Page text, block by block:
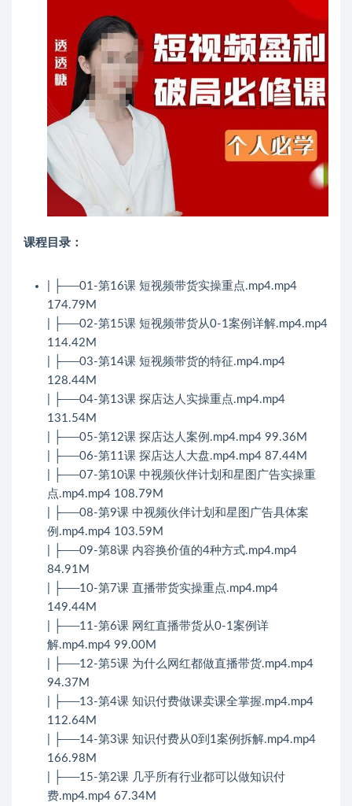
课程目录：
| ├──01-第16课 短视频带货实操重点.mp4.mp4
174.79M
| ├──02-第15课 短视频带货从0-1案例详解.mp4.mp4
114.42M
| ├──03-第14课 短视频带货的特征.mp4.mp4
128.44M
| ├──04-第13课 探店达人实操重点.mp4.mp4
131.54M
| ├──05-第12课 探店达人案例.mp4.mp4 99.36M
| ├──06-第11课 探店达人大盘.mp4.mp4 87.44M
| ├──07-第10课 中视频伙伴计划和星图广告实操重
点.mp4.mp4 108.79M
| ├──08-第9课 中视频伙伴计划和星图广告具体案
例.mp4.mp4 103.59M
| ├──09-第8课 内容换价值的4种方式.mp4.mp4
84.91M
| ├──10-第7课 直播带货实操重点.mp4.mp4
149.44M
| ├──11-第6课 网红直播带货从0-1案例详
解.mp4.mp4 99.00M
| ├──12-第5课 为什么网红都做直播带货.mp4.mp4
94.37M
| ├──13-第4课 知识付费做课卖课全掌握.mp4.mp4
112.64M
| ├──14-第3课 知识付费从0到1案例拆解.mp4.mp4
166.98M
| ├──15-第2课 几乎所有行业都可以做知识付
费.mp4.mp4 67.34M